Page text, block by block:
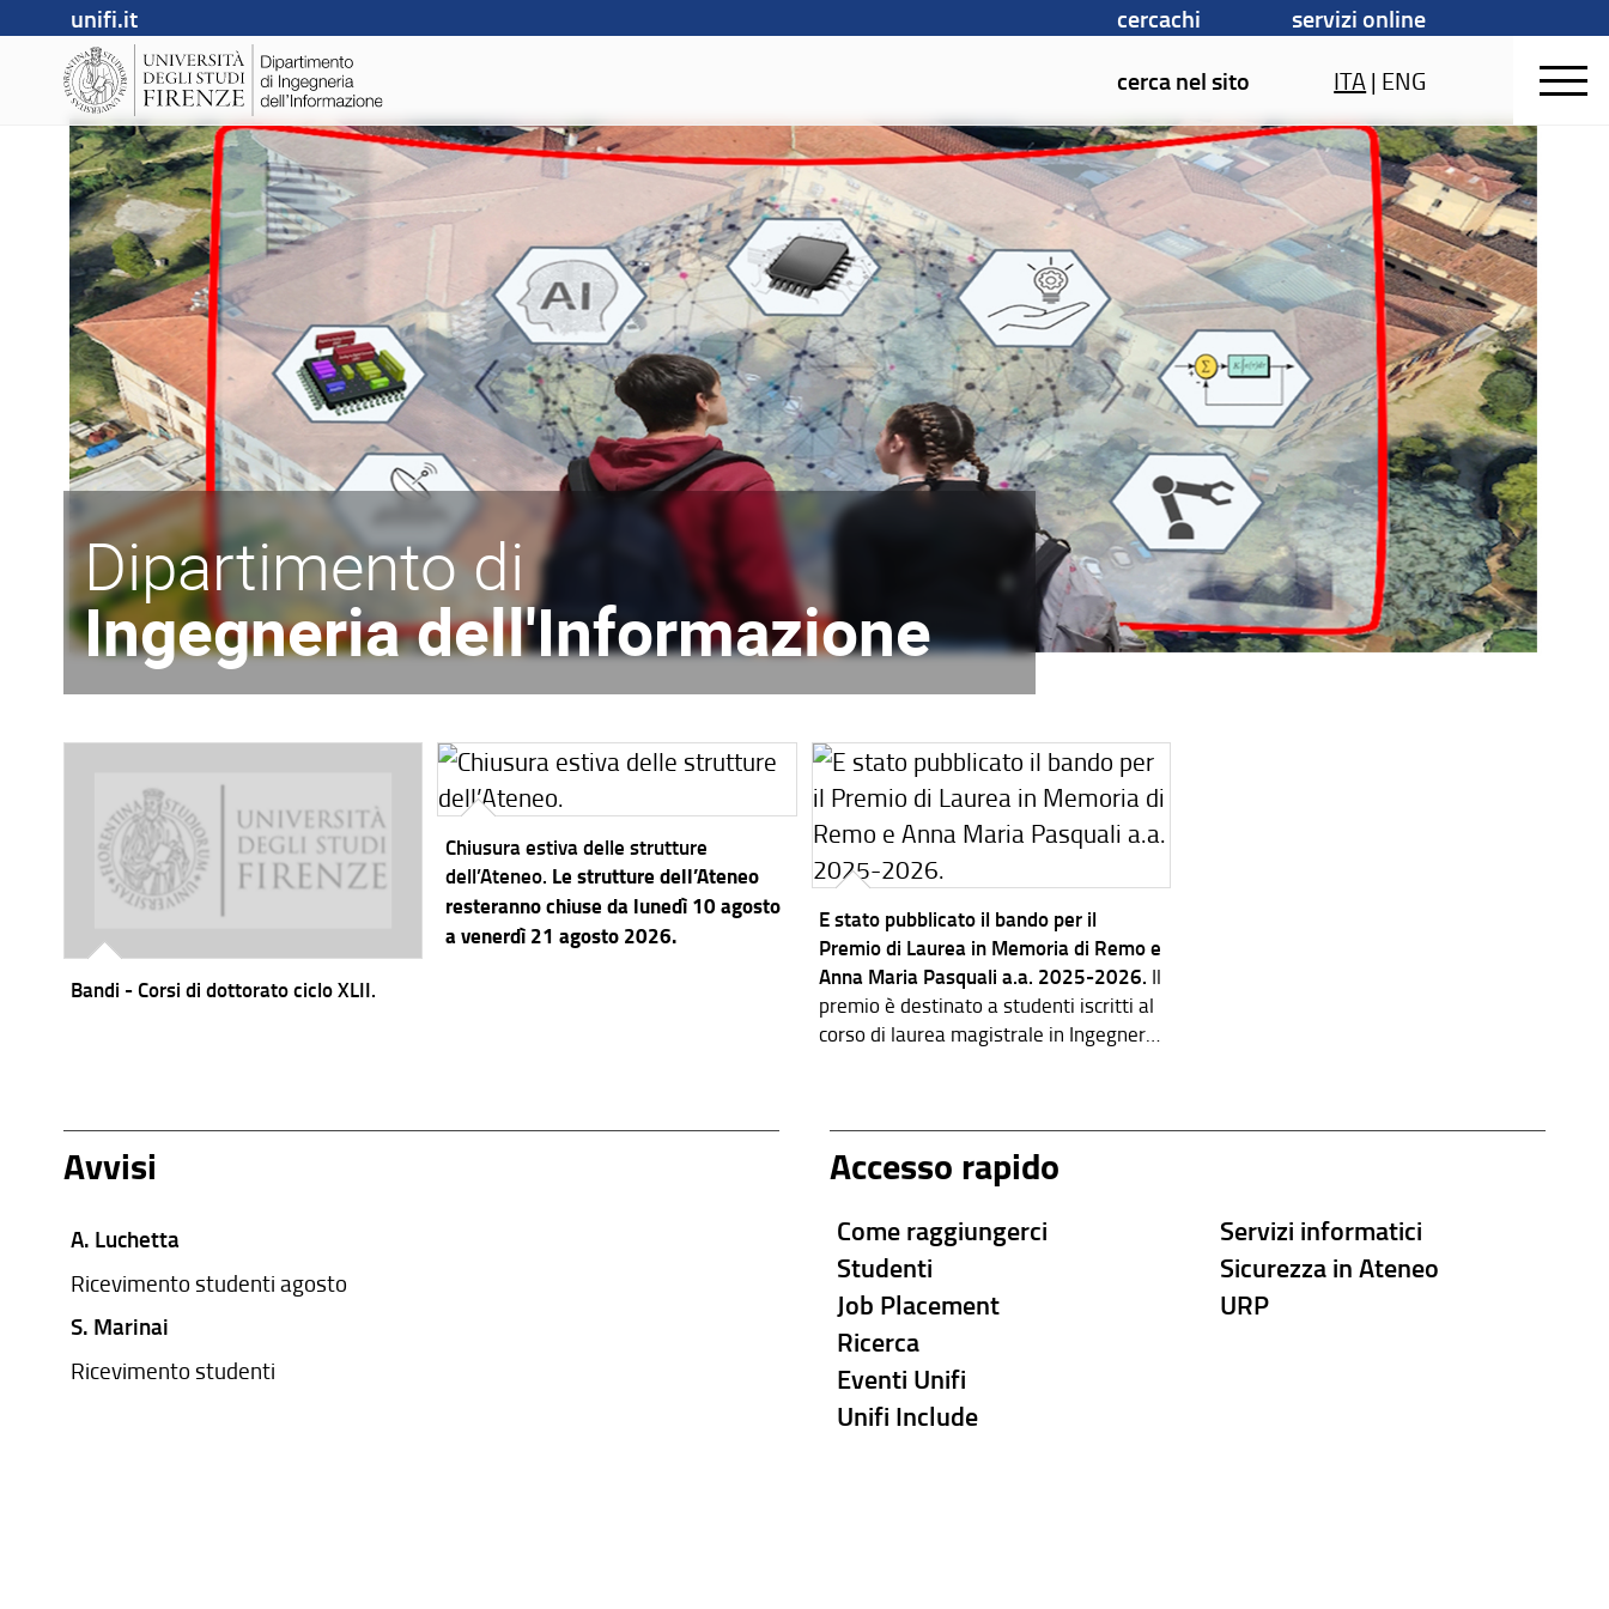
unifi.it cercachi
servizi online
cerca nel sito
ITA| ENG
Dipartimento di
Ingegneria dell'Informazione
Bandi - Corsi di dottorato ciclo XLII.
Chiusura estiva delle strutture
dell’Ateneo. Le strutture dell’Ateneo
resteranno chiuse da lunedì 10 agosto
a venerdì 21 agosto 2026.
E stato pubblicato il bando per il
Premio di Laurea in Memoria di Remo e
Anna Maria Pasquali a.a. 2025-2026. Il
premio è destinato a studenti iscritti al
corso di laurea magistrale in Ingegneria
Avvisi
A. Luchetta
Ricevimento studenti agosto
S. Marinai
Ricevimento studenti
Accesso rapido
Come raggiungerci
Studenti
Job Placement
Ricerca
Eventi Unifi
Unifi Include
Servizi informatici
Sicurezza in Ateneo
URP